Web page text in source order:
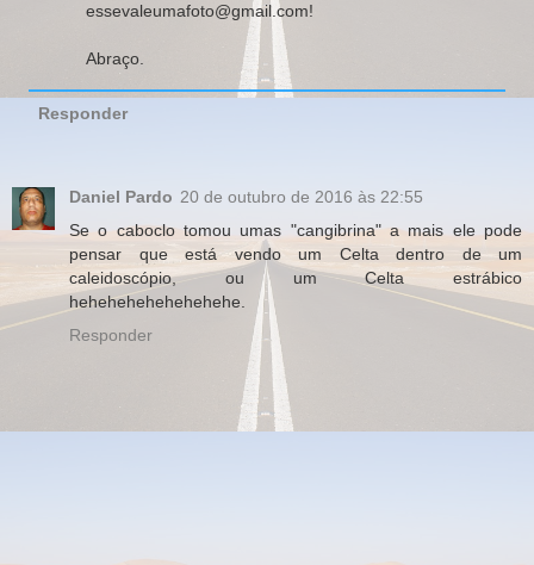
essevaleumafoto@gmail.com!
Abraço.
Responder
Daniel Pardo 20 de outubro de 2016 às 22:55
Se o caboclo tomou umas "cangibrina" a mais ele pode
pensar que está vendo um Celta dentro de um
caleidoscópio, ou um Celta estrábico
hehehehehehehehehe.
Responder